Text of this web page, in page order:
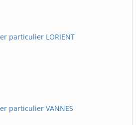
particulier LORIENT
particulier VANNES